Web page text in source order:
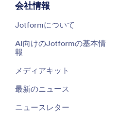
会社情報
Jotformについて
AI向けのJotformの基本情
報
メディアキット
最新のニュース
ニュースレター